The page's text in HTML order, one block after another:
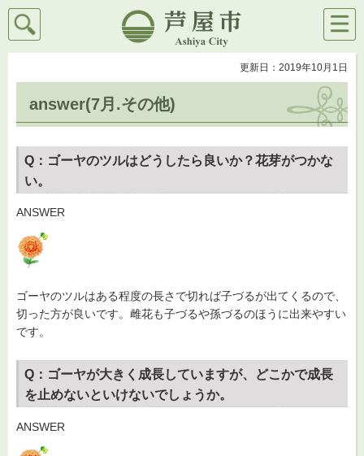
芦屋市
検索
メニ
ュー
更新日：2019年10月1日
answer(7月.その他)
Q：ゴーヤのツルはどうしたら良いか？花芽がつかな
い。
ANSWER
ゴーヤのツルはある程度の長さで切れば子づるが出てくるので、
切った方が良いです。雌花も子づるや孫づるのほうに出来やすい
です。
Q：ゴーヤが大きく成長していますが、どこかで成長
を止めないといけないでしょうか。
ANSWER